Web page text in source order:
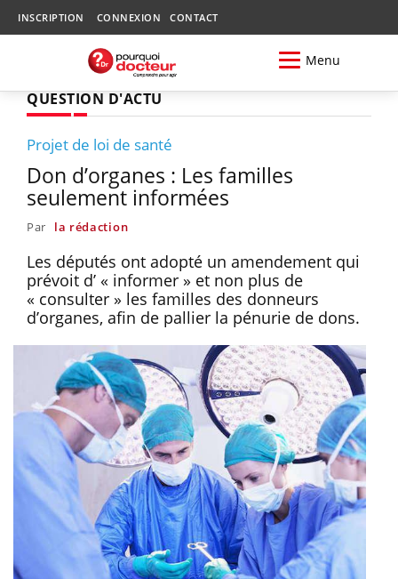
INSCRIPTION CONNEXION CONTACT
Menu
QUESTION D'ACTU
Projet de loi de santé
Don d’organes : Les familles
seulement informées
Par la rédaction
Les députés ont adopté un amendement qui
prévoit d’ « informer » et non plus de
« consulter » les familles des donneurs
d’organes, afin de pallier la pénurie de dons.